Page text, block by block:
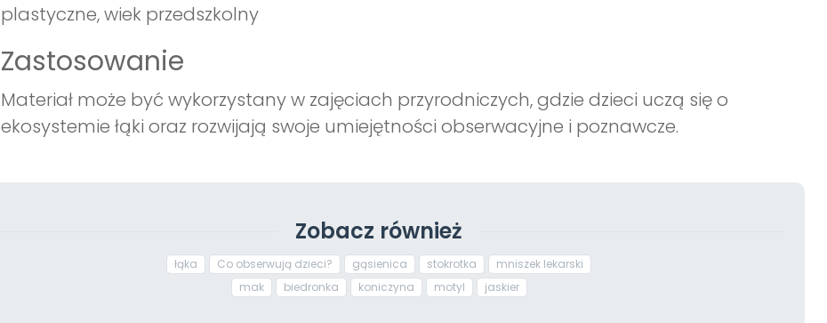
plastyczne, wiek przedszkolny
Zastosowanie
Materiał może być wykorzystany w zajęciach przyrodniczych, gdzie dzieci uczą się o
ekosystemie łąki oraz rozwijają swoje umiejętności obserwacyjne i poznawcze.
Zobacz również
łąka Co obserwują dzieci? gąsienica stokrotka
mniszek lekarski
mak
biedronka koniczyna motyl jaskier